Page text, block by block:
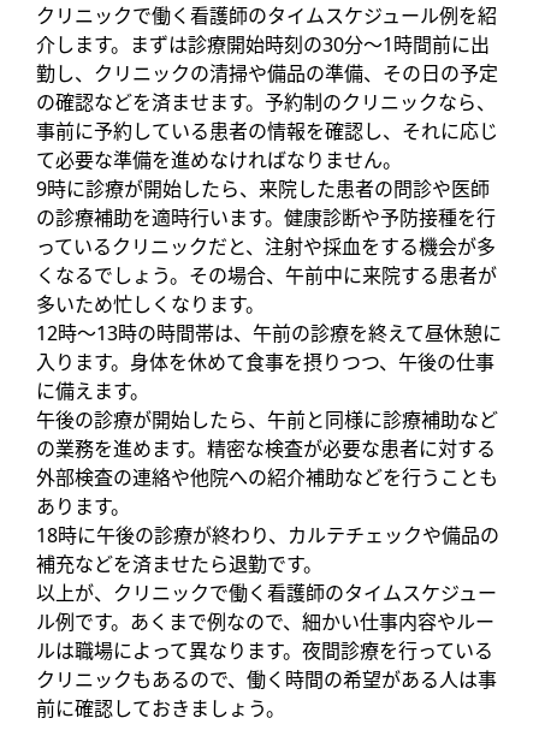
クリニックで働く看護師のタイムスケジュール例を紹
介します。まずは診療開始時刻の30分～1時間前に出
勤し、クリニックの清掃や備品の準備、その日の予定
の確認などを済ませます。予約制のクリニックなら、
事前に予約している患者の情報を確認し、それに応じ
て必要な準備を進めなければなりません。
9時に診療が開始したら、来院した患者の問診や医師
の診療補助を適時行います。健康診断や予防接種を行
っているクリニックだと、注射や採血をする機会が多
くなるでしょう。その場合、午前中に来院する患者が
多いため忙しくなります。
12時～13時の時間帯は、午前の診療を終えて昼休憩に
入ります。身体を休めて食事を摂りつつ、午後の仕事
に備えます。
午後の診療が開始したら、午前と同様に診療補助など
の業務を進めます。精密な検査が必要な患者に対する
外部検査の連絡や他院への紹介補助などを行うことも
あります。
18時に午後の診療が終わり、カルテチェックや備品の
補充などを済ませたら退勤です。
以上が、クリニックで働く看護師のタイムスケジュー
ル例です。あくまで例なので、細かい仕事内容やルー
ルは職場によって異なります。夜間診療を行っている
クリニックもあるので、働く時間の希望がある人は事
前に確認しておきましょう。